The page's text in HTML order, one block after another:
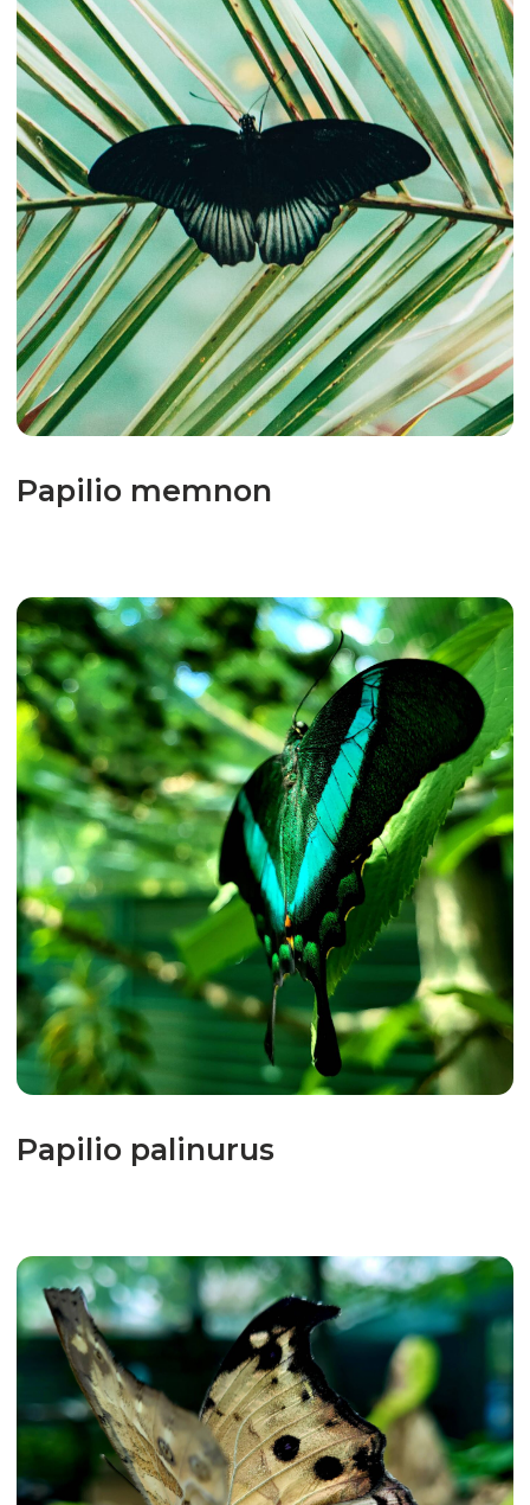
Argema mimosae
BEFLY GARDEN
Despre noi
Fluturi
Magazin
Contacte
Pentru vizitatori
Politica de confidențialitate
Program de lucru
Luni-Vineri: 10:00 - 19:00
Sâmbătă-Duminică: 9:00 - 19:00
© 2024 BEFLY GARDEN
Toate drepturile rezervate.
Adresa
Strada Prof. Eduard Caudella nr.26A, Iasi,
România
Acces cu autobuzul 201 (Podul Roșu –
Stația: Str. Bârnova sau B’Nova Market
~10 minute pe jos până la noi
Instagram Facebook
În zilele ploioase și posomorâte
grădina nu activează.